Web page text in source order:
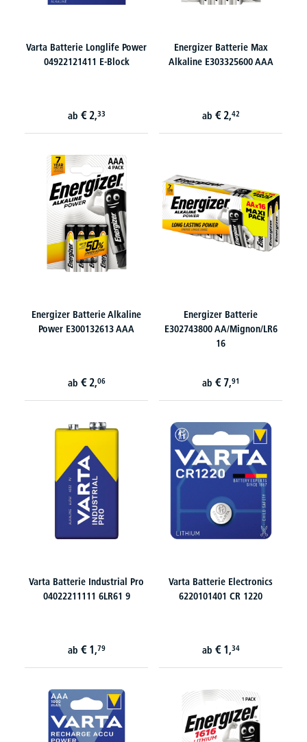
Varta Batterie Longlife Power
04922121411 E-Block
ab € 2,33
Energizer Batterie Max
Alkaline E303325600 AAA
ab € 2,42
Energizer Batterie Alkaline
Power E300132613 AAA
ab € 2,06
Energizer Batterie
E302743800 AA/Mignon/LR6
16
ab € 7,91
Varta Batterie Industrial Pro
04022211111 6LR61 9
ab € 1,79
Varta Batterie Electronics
6220101401 CR 1220
ab € 1,34